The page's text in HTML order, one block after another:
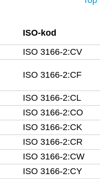
ISO-kod
ISO 3166-2:CV
ISO 3166-2:CF
ISO 3166-2:CL
ISO 3166-2:CO
ISO 3166-2:CK
ISO 3166-2:CR
ISO 3166-2:CW
ISO 3166-2:CY